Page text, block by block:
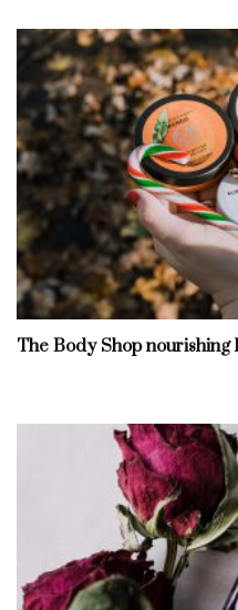
The Body Shop